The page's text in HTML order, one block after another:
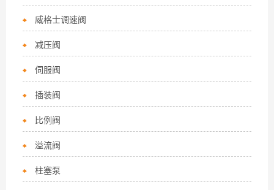
威格士调速阀
减压阀
伺服阀
插装阀
比例阀
溢流阀
柱塞泵